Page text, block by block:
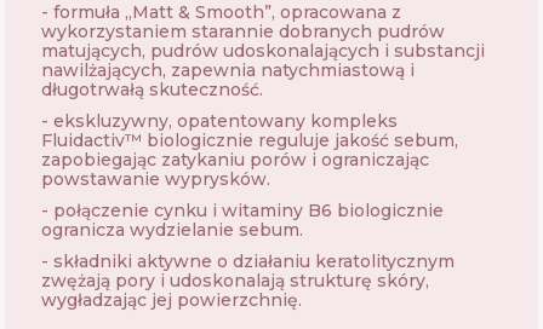
- formuła „Matt & Smooth”, opracowana z
wykorzystaniem starannie dobranych pudrów
matujących, pudrów udoskonalających i substancji
nawilżających, zapewnia natychmiastową i
długotrwałą skuteczność.
- ekskluzywny, opatentowany kompleks
Fluidactiv™ biologicznie reguluje jakość sebum,
zapobiegając zatykaniu porów i ograniczając
powstawanie wyprysków.
- połączenie cynku i witaminy B6 biologicznie
ogranicza wydzielanie sebum.
- składniki aktywne o działaniu keratolitycznym
zwężają pory i udoskonalają strukturę skóry,
wygładzając jej powierzchnię.